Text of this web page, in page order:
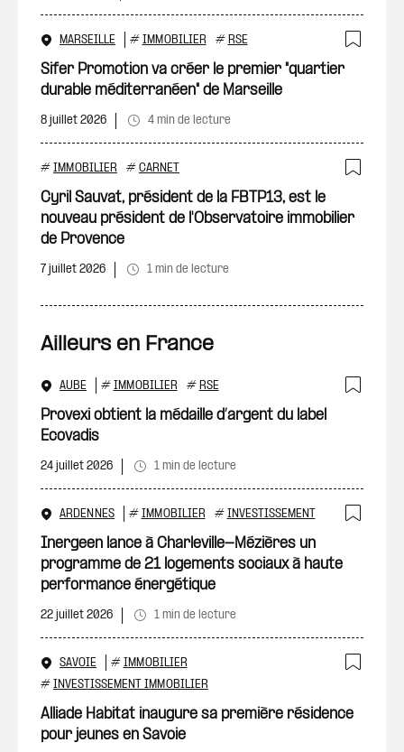
MARSEILLE # IMMOBILIER # RSE
Sifer Promotion va créer le premier "quartier
durable méditerranéen" de Marseille
8 juillet 2026 4 min de lecture
# IMMOBILIER # CARNET
Cyril Sauvat, président de la FBTP13, est le
nouveau président de l'Observatoire immobilier
de Provence
7 juillet 2026 1 min de lecture
Ailleurs en France
AUBE # IMMOBILIER # RSE
Provexi obtient la médaille d’argent du label
Ecovadis
24 juillet 2026 1 min de lecture
ARDENNES # IMMOBILIER # INVESTISSEMENT
Inergeen lance à Charleville-Mézières un
programme de 21 logements sociaux à haute
performance énergétique
22 juillet 2026 1 min de lecture
SAVOIE # IMMOBILIER
# INVESTISSEMENT IMMOBILIER
Alliade Habitat inaugure sa première résidence
pour jeunes en Savoie